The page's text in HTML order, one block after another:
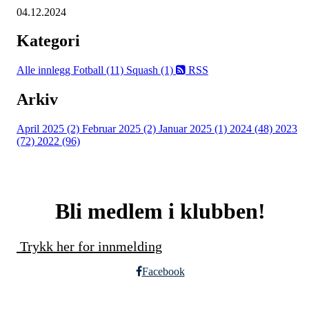
04.12.2024
Kategori
Alle innlegg Fotball (11) Squash (1) RSS
Arkiv
April 2025 (2) Februar 2025 (2) Januar 2025 (1) 2024 (48) 2023
(72) 2022 (96)
Bli medlem i klubben!
Trykk her for innmelding
Facebook